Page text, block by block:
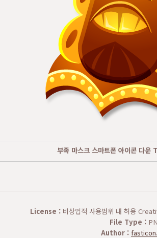
부족 마스크 스마트폰 아이콘 다
License :비상업적 사용범위 내 허용
File Type :
Author :